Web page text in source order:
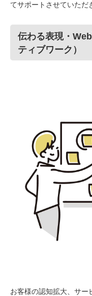
てサポートさせていただ
伝わる表現・
ティブワーク）
お客様の認知拡大、サー